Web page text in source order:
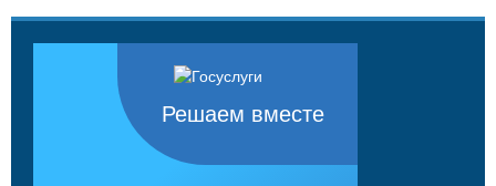
Решаем вместе